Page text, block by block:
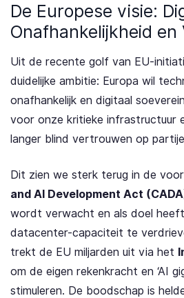
De Europese visie:
Onafhankelijkheid en
Uit de recente golf van EU-
duidelijke ambitie: Europa wil
onafhankelijk en digitaal
voor onze kritieke infrastructuur
langer blind vertrouwen op
Dit zien we sterk terug in de
and AI Development Act
wordt verwacht en als doel
datacenter-capaciteit te
trekt de EU miljarden uit via het
om de eigen rekenkracht en ‘AI
stimuleren. De boodschap is